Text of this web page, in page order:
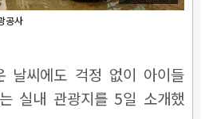
공사
날씨에도 걱정 없이 아이들
실내 관광지를 5일 소개했